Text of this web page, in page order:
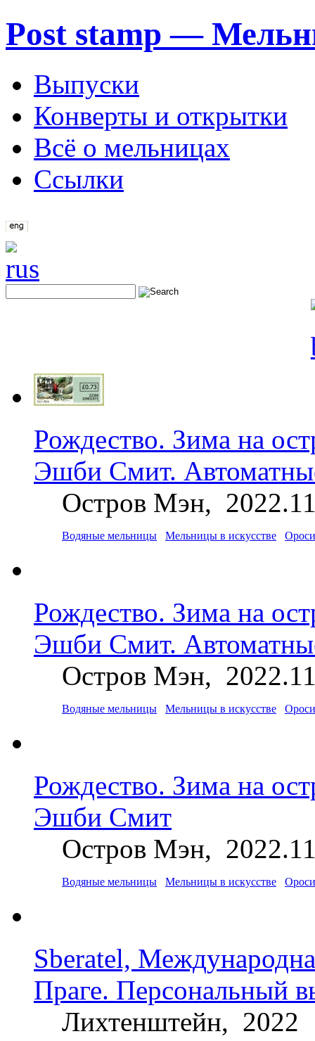
Post stamp —
Выпуски
Конверты и открытки
Всё о мельницах
Ссылки
Рождество. Зима на
Эшби Смит.
Остров Мэн,
Водяные мельницы Мельницы в искусстве
Рождество. Зима на
Эшби Смит.
Остров Мэн,
Водяные мельницы Мельницы в искусстве
Рождество. Зима на
Эшби Смит
Остров Мэн,
Водяные мельницы Мельницы в искусстве
Sberatel,
Праге. Персональный
Лихтенштейн, 2022